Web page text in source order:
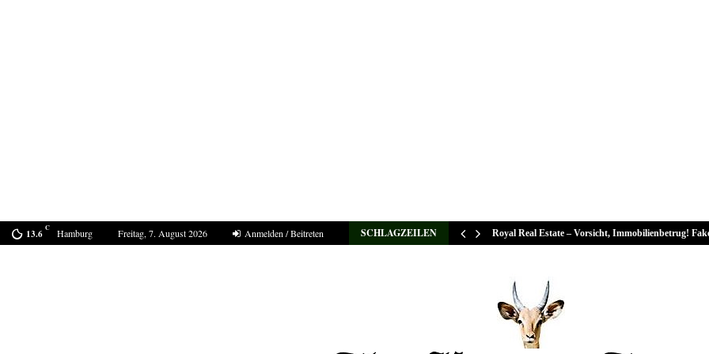
13.6 C Hamburg Freitag, 7. August 2026 Anmelden / Beitreten SCHLAGZEILEN
Bestell-Scam – eine neue Masche Royal Real Estate – Vorsicht, Immobilienbetrug!